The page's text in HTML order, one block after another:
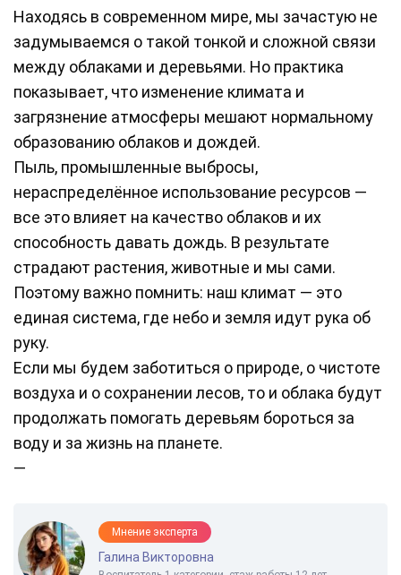
Находясь в современном мире, мы зачастую не
задумываемся о такой тонкой и сложной связи
между облаками и деревьями. Но практика
показывает, что изменение климата и
загрязнение атмосферы мешают нормальному
образованию облаков и дождей.
Пыль, промышленные выбросы,
нераспределённое использование ресурсов —
все это влияет на качество облаков и их
способность давать дождь. В результате
страдают растения, животные и мы сами.
Поэтому важно помнить: наш климат — это
единая система, где небо и земля идут рука об
руку.
Если мы будем заботиться о природе, о чистоте
воздуха и о сохранении лесов, то и облака будут
продолжать помогать деревьям бороться за
воду и за жизнь на планете.
—
Мнение эксперта
Галина Викторовна